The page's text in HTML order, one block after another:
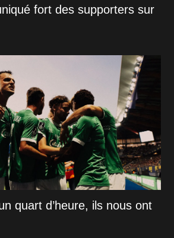
fort des supporters sur
quart d’heure, ils nous ont